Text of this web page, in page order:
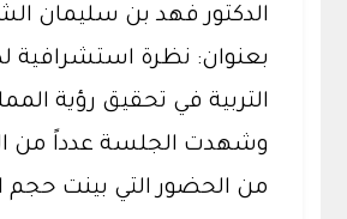
الدكتور فهد بن سليمان
بعنوان: نظرة استشرافية
وشهدت الجلسة عدداً من
من الحضور التي بينت حجم